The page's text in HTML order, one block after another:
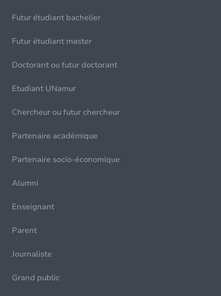
Futur étudiant bachelier
Futur étudiant master
Doctorant ou futur doctorant
Etudiant UNamur
Chercheur ou futur chercheur
Partenaire académique
Partenaire socio-économique
Alumni
Enseignant
Parent
Journaliste
Grand public